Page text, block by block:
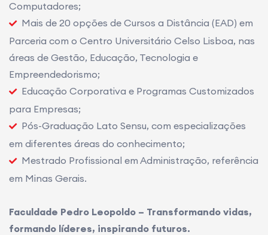
Computadores;
Mais de 20 opções de Cursos a Distância (EAD) em
Parceria com o Centro Universitário Celso Lisboa, nas
áreas de Gestão, Educação, Tecnologia e
Empreendedorismo;
Educação Corporativa e Programas Customizados
para Empresas;
Pós-Graduação Lato Sensu, com especializações
em diferentes áreas do conhecimento;
Mestrado Profissional em Administração, referência
em Minas Gerais.
Faculdade Pedro Leopoldo – Transformando vidas,
formando líderes, inspirando futuros.